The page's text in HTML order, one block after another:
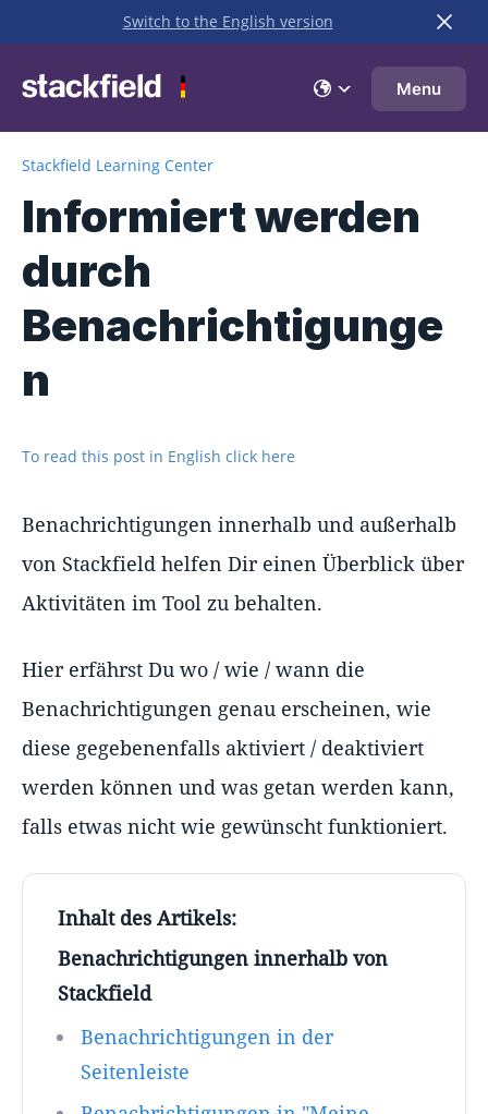
Zu Hauptinhalt springen
Switch to the English version
Menu
Stackfield Learning Center
Informiert werden
durch
Benachrichtigunge
n
To read this post in English click here
Benachrichtigungen innerhalb und außerhalb
von Stackfield helfen Dir einen Überblick über
Aktivitäten im Tool zu behalten.
Hier erfährst Du wo / wie / wann die
Benachrichtigungen genau erscheinen, wie
diese gegebenenfalls aktiviert / deaktiviert
werden können und was getan werden kann,
falls etwas nicht wie gewünscht funktioniert.
Inhalt des Artikels:
Benachrichtigungen innerhalb von
Stackfield
Benachrichtigungen in der
Seitenleiste